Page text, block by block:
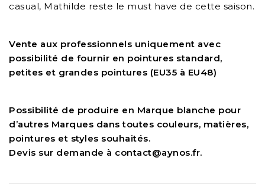
casual, Mathilde reste le must have de cette saison.
Vente aux professionnels uniquement avec
possibilité de fournir en pointures standard,
petites et grandes pointures (EU35 à EU48)
Possibilité de produire en Marque blanche pour
d’autres Marques dans toutes couleurs, matières,
pointures et styles souhaités.
Devis sur demande à contact@aynos.fr.